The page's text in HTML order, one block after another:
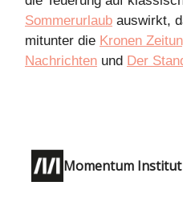
Sommerurlaub auswirkt,
mitunter die Kronen
Nachrichten und Der
Momentum